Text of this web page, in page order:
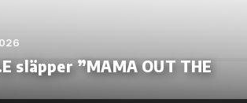
släpper ”MAMA OUT THE